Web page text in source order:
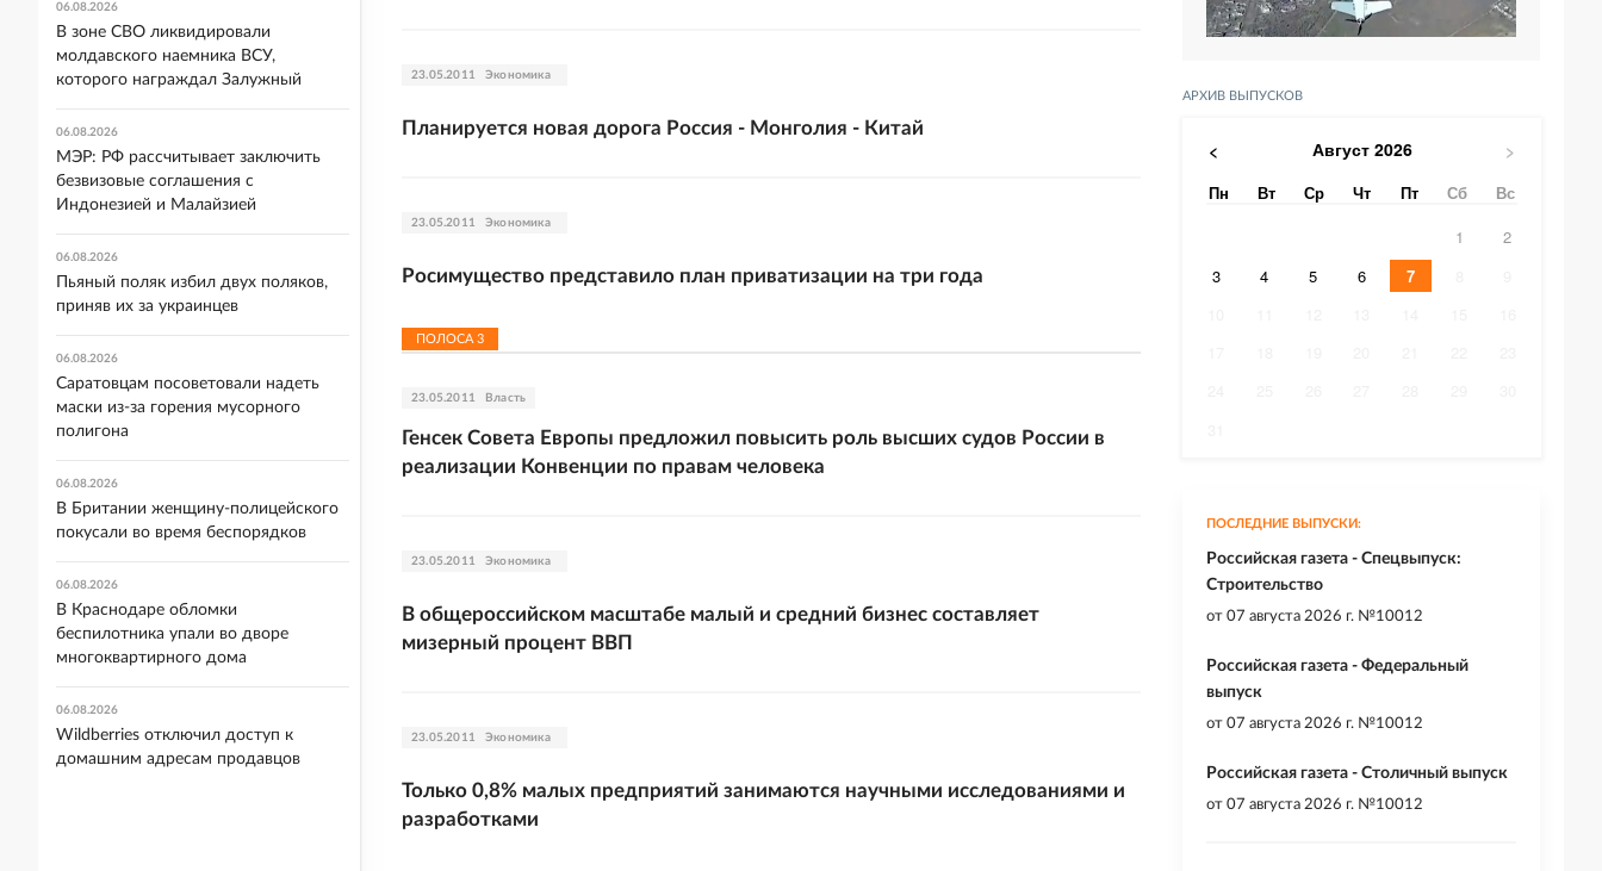
23.05.2011 Экономика
Планируется новая дорога Россия - Монголия - Китай
23.05.2011 Экономика
Росимущество представило план приватизации на три года
ПОЛОСА 3
23.05.2011 Власть
Генсек Совета Европы предложил повысить роль высших судов России в
реализации Конвенции по правам человека
23.05.2011 Экономика
В общероссийском масштабе малый и средний бизнес составляет
мизерный процент ВВП
23.05.2011 Экономика
Только 0,8% малых предприятий занимаются научными исследованиями и
разработками
АРХИВ ВЫПУСКОВ
< Август 2026 >
Пн Вт Ср Чт Пт Сб
Вс
1
2
3
4 5 6 7
ПОСЛЕДНИЕ ВЫПУСКИ:
Российская газета - Спецвыпуск:
Строительство
от 07 августа 2026 г. №10012
Российская газета - Федеральный
выпуск
от 07 августа 2026 г. №10012
Российская газета - Столичный выпуск
от 07 августа 2026 г. №10012
06.08.2026
В зоне СВО ликвидировали
молдавского наемника ВСУ,
которого награждал Залужный
06.08.2026
МЭР: РФ рассчитывает заключить
безвизовые соглашения с
Индонезией и Малайзией
06.08.2026
Пьяный поляк избил двух поляков,
приняв их за украинцев
06.08.2026
Саратовцам посоветовали надеть
маски из-за горения мусорного
полигона
06.08.2026
В Британии женщину-полицейского
покусали во время беспорядков
06.08.2026
В Краснодаре обломки
беспилотника упали во дворе
многоквартирного дома
06.08.2026
Wildberries отключил доступ к
домашним адресам продавцов